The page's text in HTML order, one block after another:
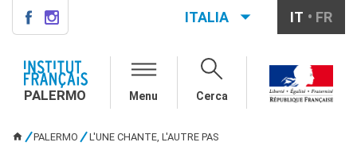
INSTITUT FRANÇAIS
PALERMO
Informazioni utili
ITALIA IT FR
PALERMO Menu Cerca
PALERMO L'UNE CHANTE, L'AUTRE PAS